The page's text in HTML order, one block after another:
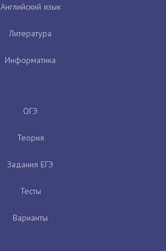
Английский язык
Литература
Информатика
ОГЭ
Теория
Задания ЕГЭ
Тесты
Варианты